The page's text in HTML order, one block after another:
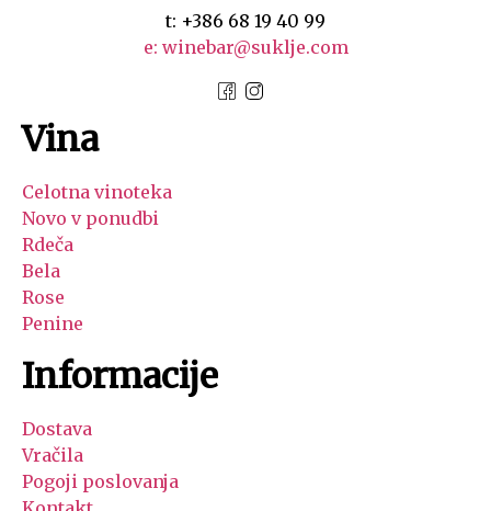
t: +386 68 19 40 99
e: winebar@suklje.com
Vina
Celotna vinoteka
Novo v ponudbi
Rdeča
Bela
Rose
Penine
Informacije
Dostava
Vračila
Pogoji poslovanja